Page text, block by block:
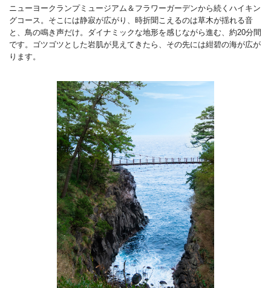
ニューヨークランプミュージアム＆フラワーガーデンから続くハイキン
グコース。そこには静寂が広がり、時折聞こえるのは草木が揺れる音
と、鳥の鳴き声だけ。ダイナミックな地形を感じながら進む、約20分間
です。ゴツゴツとした岩肌が見えてきたら、その先には紺碧の海が広が
ります。